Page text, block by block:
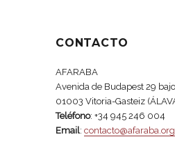
CONTACTO
AFARABA
Avenida de Budapest 29
01003 Vitoria-Gasteiz
Teléfono: +34 945 246 004
Email:contacto@afaraba.org